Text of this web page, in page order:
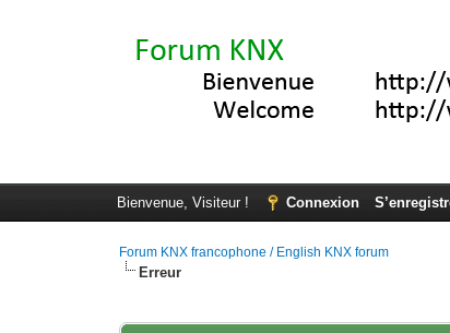
Bienvenue, Visiteur ! Connexion
Forum KNX francophone / English KNX forum
Erreur